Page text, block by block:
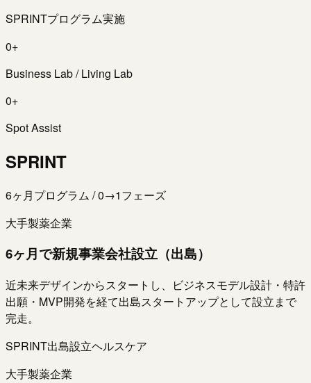
SPRINTプログラム実施
0+
Business Lab / Living Lab
0+
Spot Assist
SPRINT
6ヶ月プログラム / 0→1フェーズ
大手製薬企業
6ヶ月で新規事業会社設立（出島）
近未来デザインからスタートし、ビジネスモデル設計・特許
出願・MVP開発を経て出島スタートアップとして設立まで
完走。
SPRINT出島設立ヘルスケア
大手製薬企業